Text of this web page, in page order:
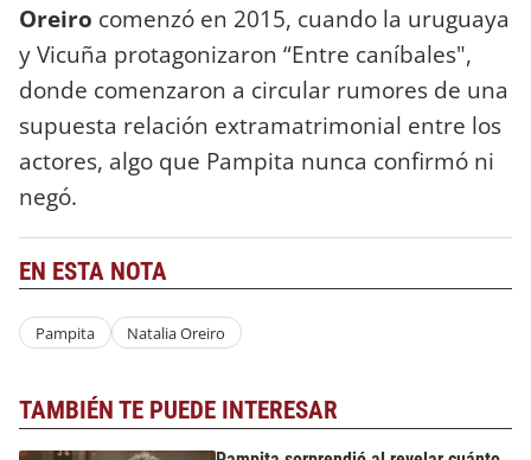
Oreiro comenzó en 2015, cuando la uruguaya
y Vicuña protagonizaron “Entre caníbales",
donde comenzaron a circular rumores de una
supuesta relación extramatrimonial entre los
actores, algo que Pampita nunca confirmó ni
negó.
EN ESTA NOTA
Pampita Natalia Oreiro
TAMBIÉN TE PUEDE INTERESAR